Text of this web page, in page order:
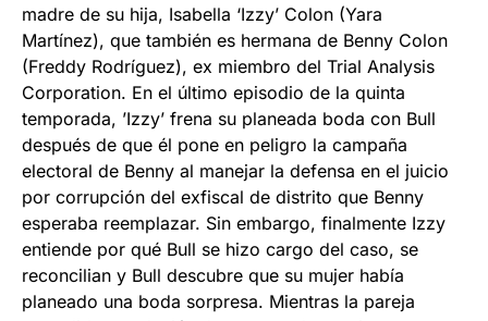
madre de su hija, Isabella ‘Izzy’ Colon (Yara
Martínez), que también es hermana de Benny Colon
(Freddy Rodríguez), ex miembro del Trial Analysis
Corporation. En el último episodio de la quinta
temporada, ’Izzy’ frena su planeada boda con Bull
después de que él pone en peligro la campaña
electoral de Benny al manejar la defensa en el juicio
por corrupción del exfiscal de distrito que Benny
esperaba reemplazar. Sin embargo, finalmente Izzy
entiende por qué Bull se hizo cargo del caso, se
reconcilian y Bull descubre que su mujer había
planeado una boda sorpresa. Mientras la pareja